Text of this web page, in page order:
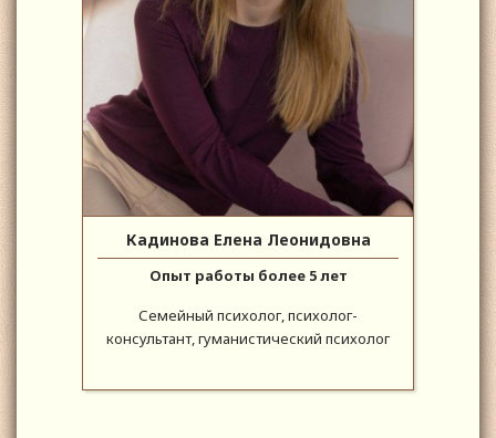
Кадинова Елена Леонидовна
Опыт работы более 5 лет
Семейный психолог, психолог-
консультант, гуманистический психолог